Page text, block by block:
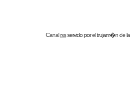
Canalrssservido por eltrujam�nde